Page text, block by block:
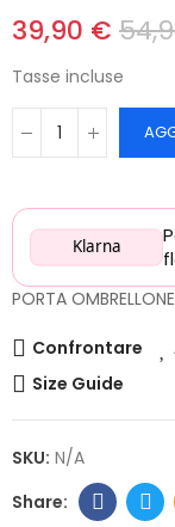
39,90 €
Tasse incluse
Klarna
PORTA OMBRELLONE
Confrontare
Size Guide
SKU: N/A